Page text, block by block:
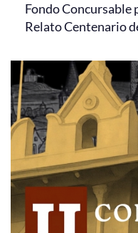
Fondo Concursable
Relato Centenario